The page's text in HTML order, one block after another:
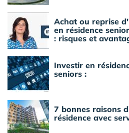
Achat ou reprise
en résidence
: risques et
Investir en
seniors :
7 bonnes raisons
résidence avec